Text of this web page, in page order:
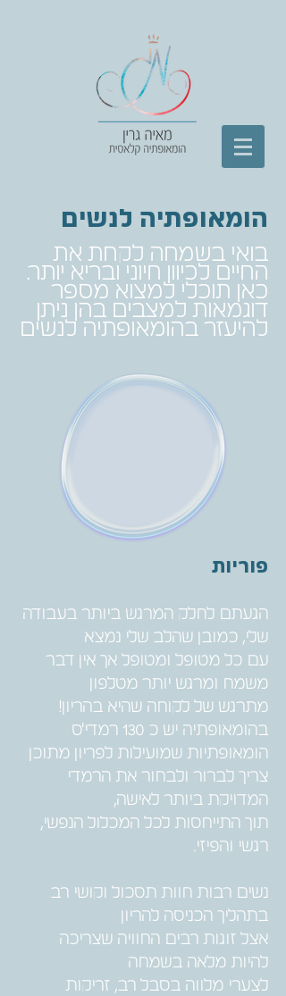
הומאופתיה לנשים
בואי בשמחה לקחת את
החיים לכיוון חיוני ובריא יותר.
כאן תוכלי למצוא מספר
דוגמאות למצבים בהן ניתן
להיעזר בהומאופתיה לנשים
פוריות
הגעתם לחלק המרגש ביותר בעבודה
שלי, כמובן שהלב שלי נמצא
עם כל מטופל ומטופל אך אין דבר
משמח ומרגש יותר מטלפון
מתרגש של לקוחה שהיא בהריון!
בהומאופתיה יש כ 130 רמדי'ס
הומאופתיות שמועילות לפריון מתוכן
צריך לברור ולבחור את הרמדי
המדויקת ביותר לאישה,
תוך התייחסות לכל המכלול הנפשי,
רגשי והפיזי.
נשים רבות חוות תסכול וקושי רב
בתהליך הכניסה להריון
אצל זוגות רבים החוויה שצריכה
להיות מלאה בשמחה
לצערי מלווה בסבל רב, זריקות